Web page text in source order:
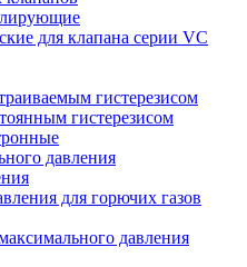
для клапана серии VC
гистерезисом
гистерезисом
давления
для горючих газов
давления